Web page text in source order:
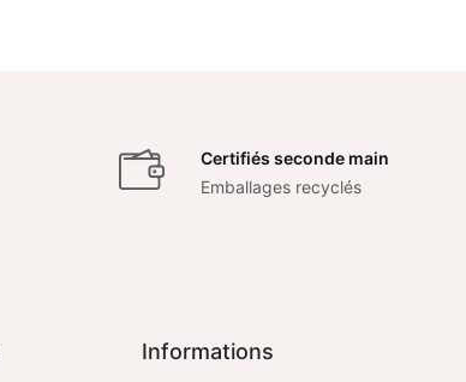
Certifiés seconde main
Emballages recyclés
Informations